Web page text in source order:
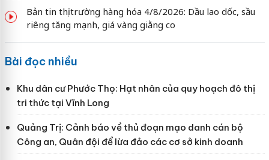
Bản tin thị trường hàng hóa 4/8/2026: Dầu lao dốc, sầu
riêng tăng mạnh, giá vàng giằng co
Bài đọc nhiều
Khu dân cư Phước Thọ: Hạt nhân của quy hoạch đô thị
tri thức tại Vĩnh Long
Quảng Trị: Cảnh báo về thủ đoạn mạo danh cán bộ
Công an, Quân đội để lừa đảo các cơ sở kinh doanh